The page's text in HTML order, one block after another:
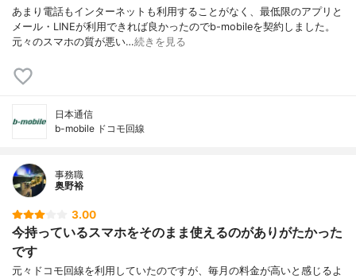
あまり電話もインターネットも利用することがなく、最低限のアプリと
メール・LINEが利用できれば良かったのでb-mobileを契約しました。
元々のスマホの質が悪い…続きを見る
日本通信
b-mobile ドコモ回線
事務職
奥野裕
3.00
今持っているスマホをそのまま使えるのがありがたかった
です
元々ドコモ回線を利用していたのですが、毎月の料金が高いと感じるよ